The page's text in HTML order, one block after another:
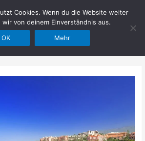
Cookies. Wenn du die Website weiter
von deinem Einverständnis aus.
OK
Mehr